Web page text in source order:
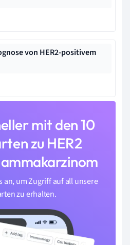
von HER2-positivem
mit den 10
zu HER2
an, um Zugriff auf all unsere
zu erhalten.